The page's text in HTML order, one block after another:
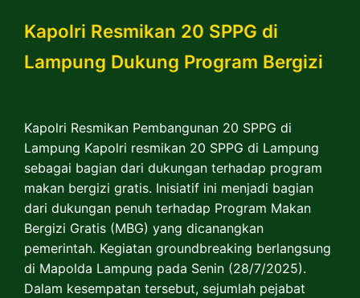
Kapolri Resmikan 20 SPPG di
Lampung Dukung Program Bergizi
Kapolri Resmikan Pembangunan 20 SPPG di
Lampung Kapolri resmikan 20 SPPG di Lampung
sebagai bagian dari dukungan terhadap program
makan bergizi gratis. Inisiatif ini menjadi bagian
dari dukungan penuh terhadap Program Makan
Bergizi Gratis (MBG) yang dicanangkan
pemerintah. Kegiatan groundbreaking berlangsung
di Mapolda Lampung pada Senin (28/7/2025).
Dalam kesempatan tersebut, sejumlah pejabat